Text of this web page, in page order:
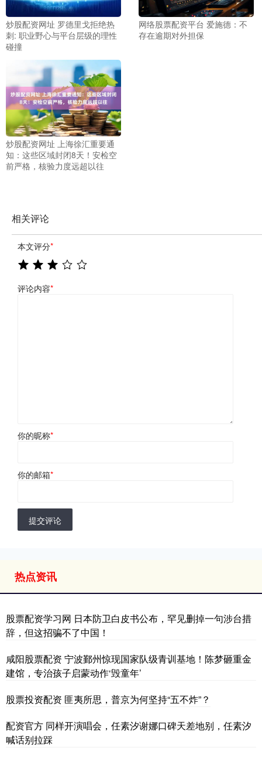
炒股配资网址 罗德里戈拒绝热
刺: 职业野心与平台层级的理性
碰撞
网络股票配资平台 爱施德：不
存在逾期对外担保
炒股配资网址 上海徐汇重要通
知：这些区域封闭8天！安检空
前严格，核验力度远超以往
相关评论
本文评分*
评论内容*
你的昵称*
你的邮箱*
提交评论
热点资讯
股票配资学习网 日本防卫白皮书公布，罕见删掉一句涉台措
辞，但这招骗不了中国！
咸阳股票配资 宁波鄞州惊现国家队级青训基地！陈梦砸重金
建馆，专治孩子启蒙动作‘毁童年’
股票投资配资 匪夷所思，普京为何坚持“五不炸”？
配资官方 同样开演唱会，任素汐谢娜口碑天差地别，任素汐
喊话别拉踩